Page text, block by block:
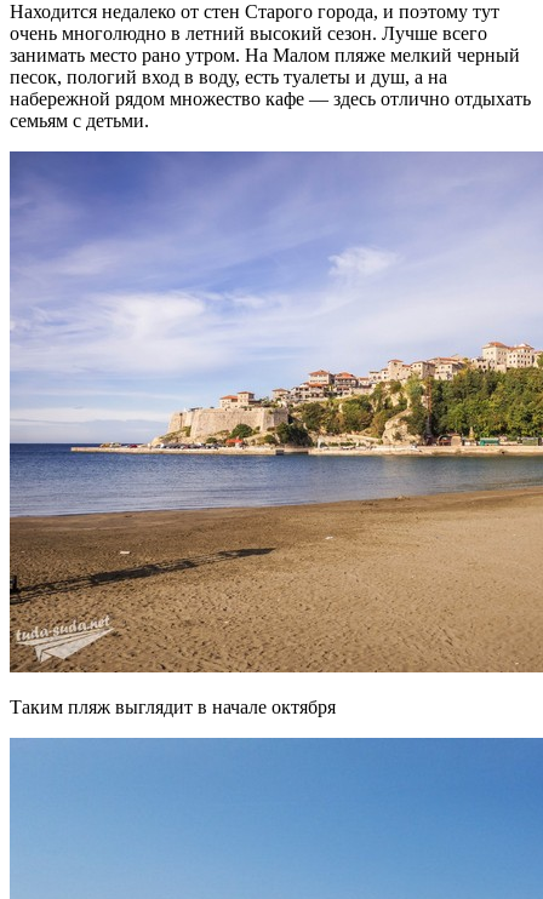
Находится недалеко от стен Старого города, и поэтому тут
очень многолюдно в летний высокий сезон. Лучше всего
занимать место рано утром. На Малом пляже мелкий черный
песок, пологий вход в воду, есть туалеты и душ, а на
набережной рядом множество кафе — здесь отлично отдыхать
семьям с детьми.
Таким пляж выглядит в начале октября